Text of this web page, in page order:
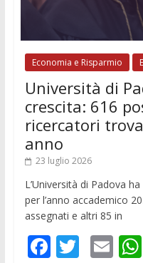
Economia e Risparmio
Università di
crescita: 616
ricercatori
anno
23 luglio 2026
L’Università di Padova
per l’anno accademico
assegnati e altri 85 in
F T E